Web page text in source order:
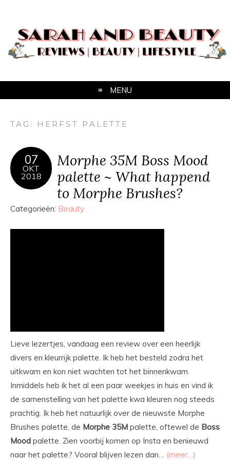
MENU
TAG: HERFST PALETTE
07
OKT
2018
Morphe 35M Boss Mood
palette ~ What happend
to Morphe Brushes?
Categorieën: Beauty
Lieve lezertjes, vandaag een review over een heerlijk
divers en kleurrijk palette. Ik heb het besteld zodra het
uitkwam en kon niet wachten tot het binnenkwam.
Inmiddels heb ik het al een paar weekjes in huis en vind ik
de samenstelling van het palette kwa kleuren nog steeds
prachtig. Ik heb het natuurlijk over de nieuwste Morphe
Brushes palette, de Morphe 35M palette, oftewel de Boss
Mood palette. Zien voorbij komen op Insta en benieuwd
naar het palette? Vooral blijven lezen dan… (meer…)